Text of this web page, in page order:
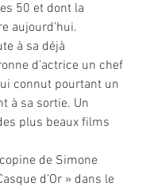
50 et dont la
aujourd’hui.
à sa déjà
d’actrice un chef
connut pourtant un
à sa sortie. Un
plus beaux films
de Simone
d’Or » dans le